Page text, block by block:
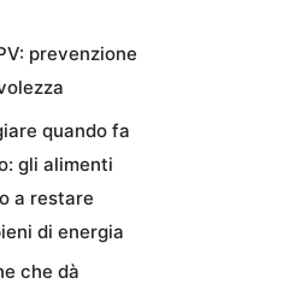
prevenzione
quando fa
gli alimenti
a restare
di energia
che dà